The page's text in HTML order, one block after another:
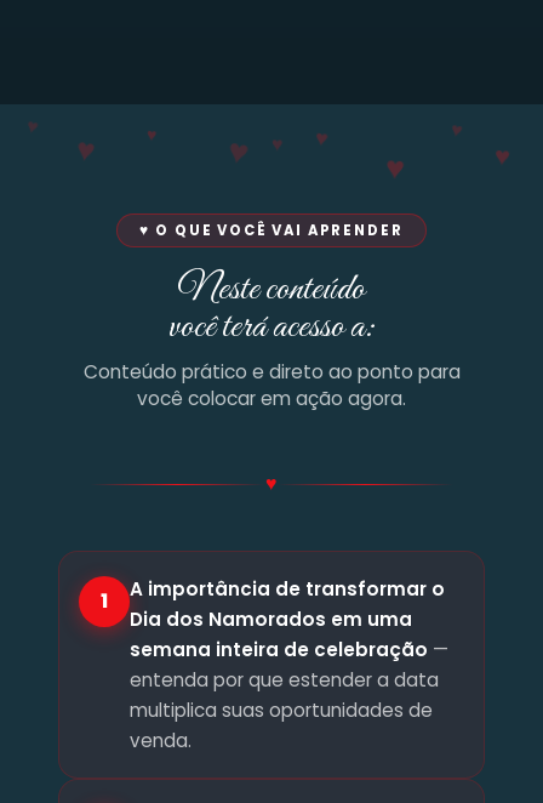
♥ ♥ ♥ ♥ ♥
♥
♥
♥
♥
♥ O QUE VOCÊ VAI APRENDER
Neste conteúdo
você terá acesso a:
Conteúdo prático e direto ao ponto para
você colocar em ação agora.
♥
1
A importância de transformar o
Dia dos Namorados em uma
semana inteira de celebração —
entenda por que estender a data
multiplica suas oportunidades de
venda.